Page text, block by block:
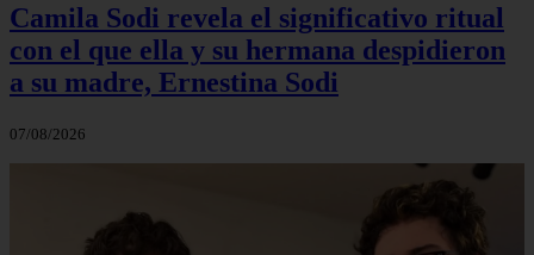
Camila Sodi revela el significativo ritual
con el que ella y su hermana despidieron
a su madre, Ernestina Sodi
07/08/2026